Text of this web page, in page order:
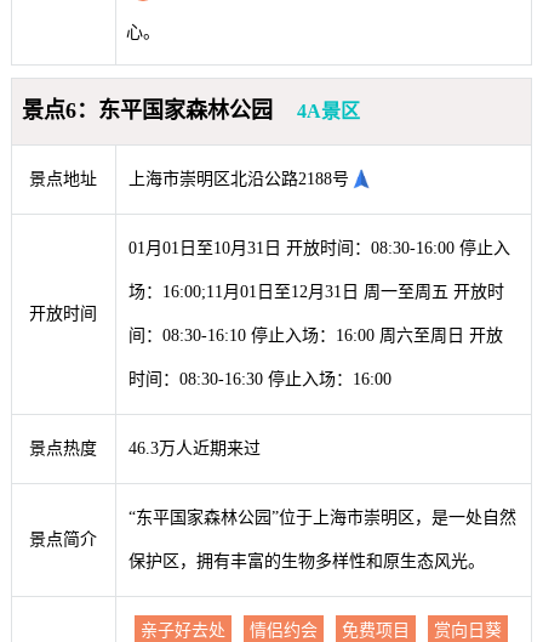
心。
景点6：东平国家森林公园 4A景区
景点地址 上海市崇明区北沿公路2188号
开放时间
01月01日至10月31日 开放时间：08:30-16:00 停止入
场：16:00;11月01日至12月31日 周一至周五 开放时
间：08:30-16:10 停止入场：16:00 周六至周日 开放
时间：08:30-16:30 停止入场：16:00
景点热度 46.3万人近期来过
景点简介
“东平国家森林公园”位于上海市崇明区，是一处自然
保护区，拥有丰富的生物多样性和原生态风光。
亲子好去处 情侣约会 免费项目 赏向日葵